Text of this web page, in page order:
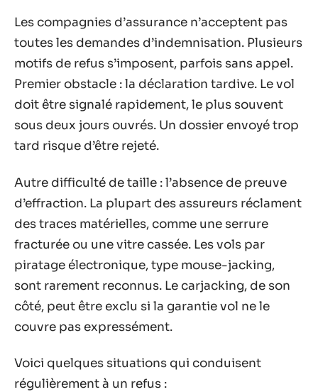
Les compagnies d’assurance n’acceptent pas
toutes les demandes d’indemnisation. Plusieurs
motifs de refus s’imposent, parfois sans appel.
Premier obstacle : la déclaration tardive. Le vol
doit être signalé rapidement, le plus souvent
sous deux jours ouvrés. Un dossier envoyé trop
tard risque d’être rejeté.
Autre difficulté de taille : l’absence de preuve
d’effraction. La plupart des assureurs réclament
des traces matérielles, comme une serrure
fracturée ou une vitre cassée. Les vols par
piratage électronique, type mouse-jacking,
sont rarement reconnus. Le carjacking, de son
côté, peut être exclu si la garantie vol ne le
couvre pas expressément.
Voici quelques situations qui conduisent
régulièrement à un refus :